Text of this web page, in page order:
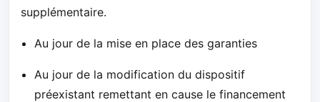
supplémentaire.
Au jour de la mise en place des garanties
Au jour de la modification du dispositif
préexistant remettant en cause le financement